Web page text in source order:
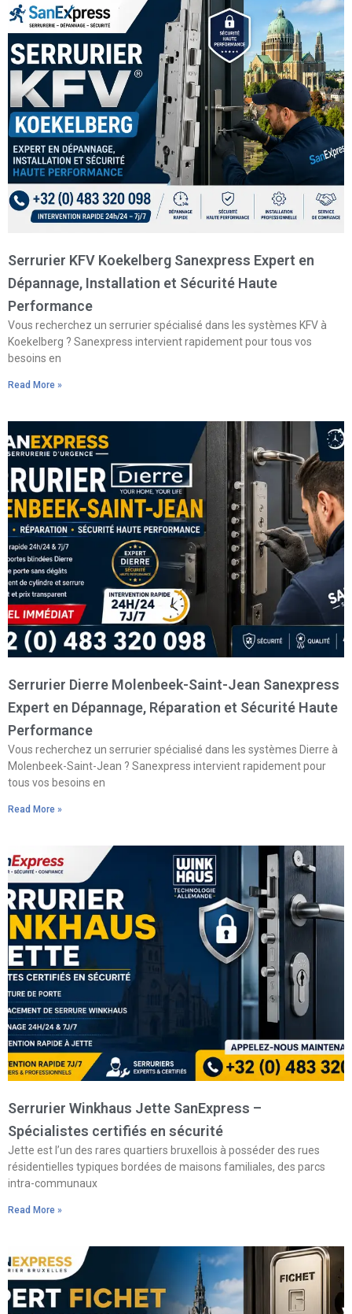
Serrurier KFV Koekelberg Sanexpress Expert en
Dépannage, Installation et Sécurité Haute
Performance
Vous recherchez un serrurier spécialisé dans les systèmes KFV à
Koekelberg ? Sanexpress intervient rapidement pour tous vos
besoins en
Read More »
Serrurier Dierre Molenbeek-Saint-Jean Sanexpress
Expert en Dépannage, Réparation et Sécurité Haute
Performance
Vous recherchez un serrurier spécialisé dans les systèmes Dierre à
Molenbeek-Saint-Jean ? Sanexpress intervient rapidement pour
tous vos besoins en
Read More »
Serrurier Winkhaus Jette SanExpress –
Spécialistes certifiés en sécurité
Jette est l’un des rares quartiers bruxellois à posséder des rues
résidentielles typiques bordées de maisons familiales, des parcs
intra-communaux
Read More »